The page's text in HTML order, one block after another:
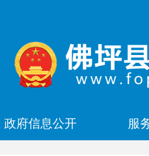
政府信息公开 服